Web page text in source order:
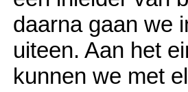
daarna gaan we
uiteen. Aan het
kunnen we met